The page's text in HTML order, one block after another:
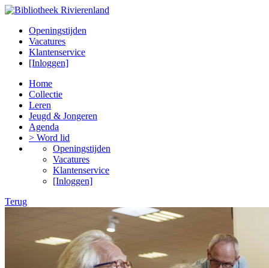
Openingstijden
Vacatures
Klantenservice
[Inloggen]
Home
Collectie
Leren
Jeugd & Jongeren
Agenda
> Word lid
Openingstijden
Vacatures
Klantenservice
[Inloggen]
Terug